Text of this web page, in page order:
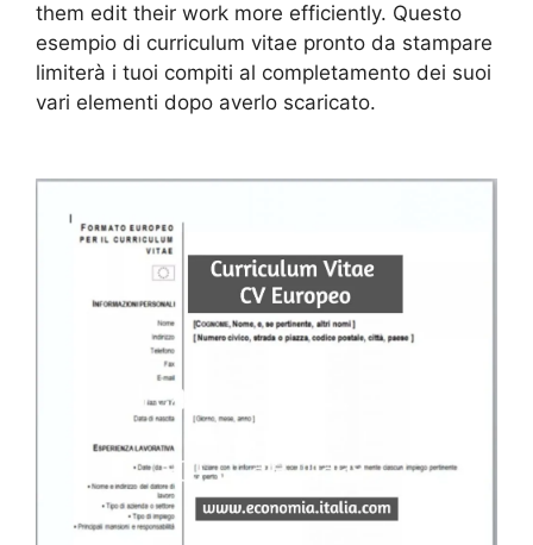
them edit their work more efficiently. Questo
esempio di curriculum vitae pronto da stampare
limiterà i tuoi compiti al completamento dei suoi
vari elementi dopo averlo scaricato.